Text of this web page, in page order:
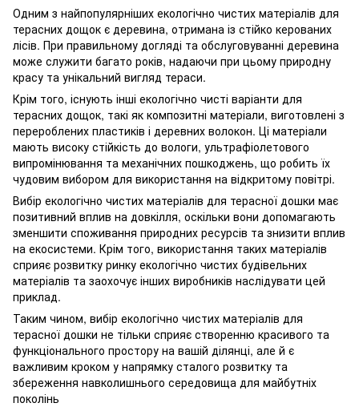
Одним з найпопулярніших екологічно чистих матеріалів для
терасних дощок є деревина, отримана із стійко керованих
лісів. При правильному догляді та обслуговуванні деревина
може служити багато років, надаючи при цьому природну
красу та унікальний вигляд тераси.
Крім того, існують інші екологічно чисті варіанти для
терасних дощок, такі як композитні матеріали, виготовлені з
перероблених пластиків і деревних волокон. Ці матеріали
мають високу стійкість до вологи, ультрафіолетового
випромінювання та механічних пошкоджень, що робить їх
чудовим вибором для використання на відкритому повітрі.
Вибір екологічно чистих матеріалів для терасної дошки має
позитивний вплив на довкілля, оскільки вони допомагають
зменшити споживання природних ресурсів та знизити вплив
на екосистеми. Крім того, використання таких матеріалів
сприяє розвитку ринку екологічно чистих будівельних
матеріалів та заохочує інших виробників наслідувати цей
приклад.
Таким чином, вибір екологічно чистих матеріалів для
терасної дошки не тільки сприяє створенню красивого та
функціонального простору на вашій ділянці, але й є
важливим кроком у напрямку сталого розвитку та
збереження навколишнього середовища для майбутніх
поколінь